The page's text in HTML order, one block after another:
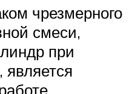
чрезмерного
смеси,
при